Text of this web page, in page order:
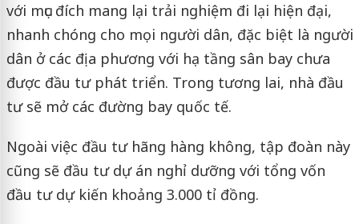
với mục đích mang lại trải nghiệm đi lại hiện đại,
nhanh chóng cho mọi người dân, đặc biệt là người
dân ở các địa phương với hạ tầng sân bay chưa
được đầu tư phát triển. Trong tương lai, nhà đầu
tư sẽ mở các đường bay quốc tế.
Ngoài việc đầu tư hãng hàng không, tập đoàn này
cũng sẽ đầu tư dự án nghỉ dưỡng với tổng vốn
đầu tư dự kiến khoảng 3.000 tỉ đồng.